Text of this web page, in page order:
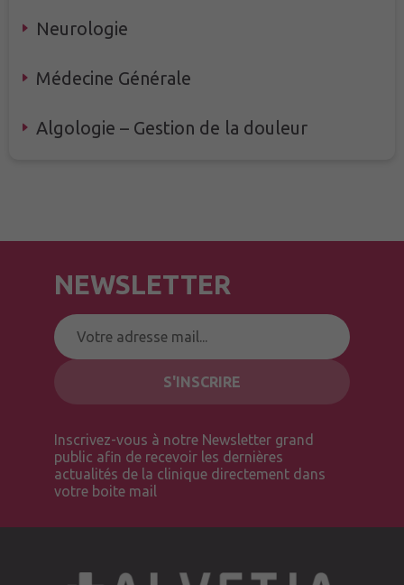
Neuro logie
Médecine Générale
Algo logie – Gestion de la douleur
NEWSLETTER
Inscrivez-vous à notre Newsletter grand
public afin de recevoir les dernières
actualités de la clinique directement dans
votre boite mail